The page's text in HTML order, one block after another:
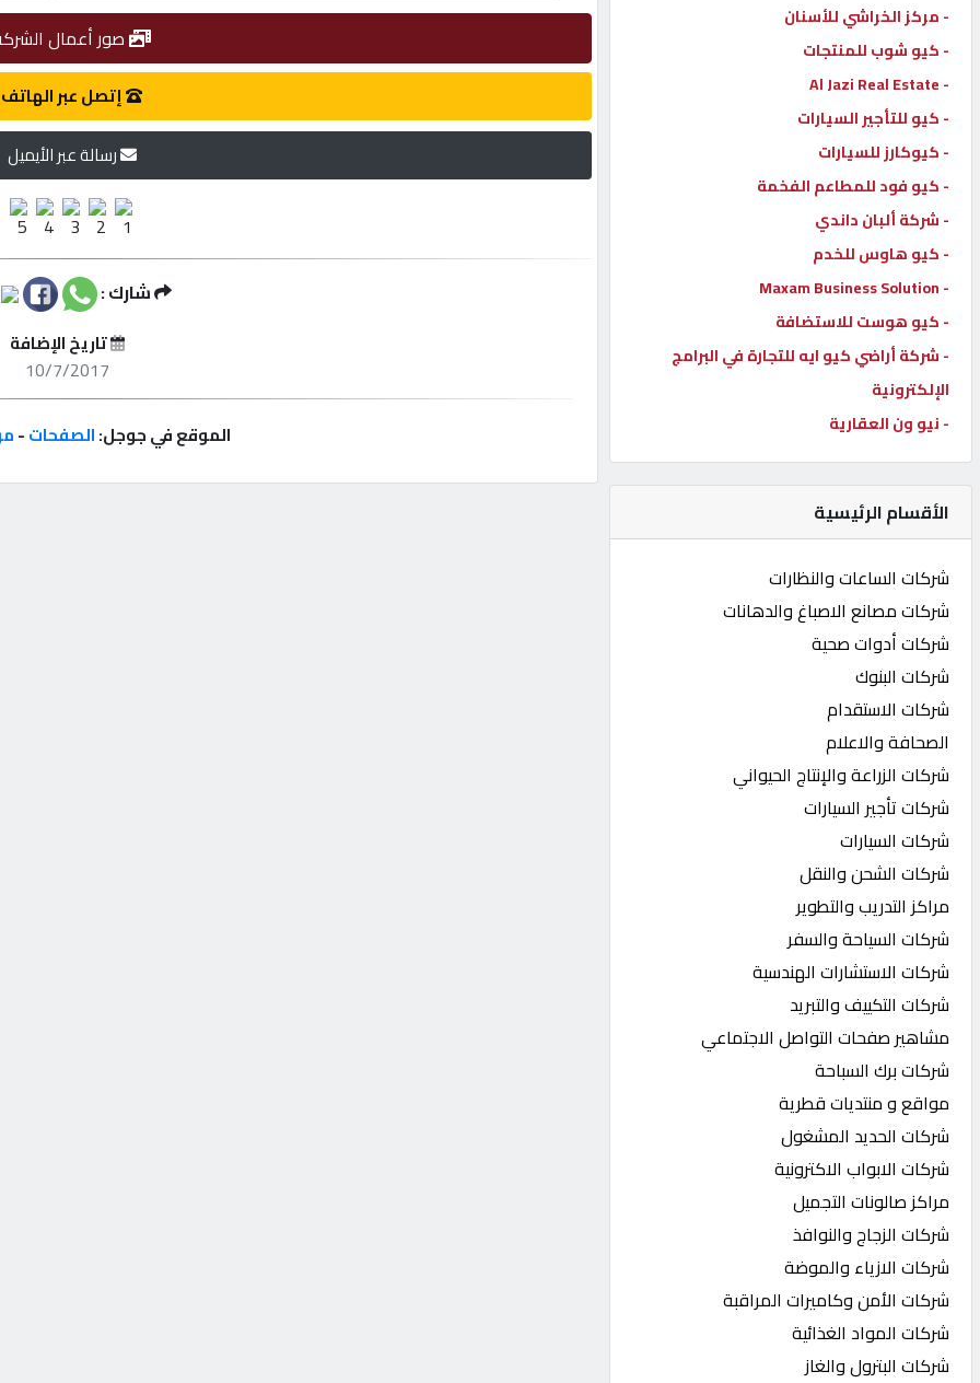
إعلانات
المنتدى
كيو
مزاد
كيو
نمبر
كيو
كارز
كيو
الدليل
القطري
POWERED
QHOST
- مركز الخراشي للأسنان
- كيو شوب للمنتجات
- Al Jazi Real Estate
- كيو للتأجير السيارات
- كيوكارز للسيارات
- كيو فود للمطاعم الفخمة
- شركة ألبان داندي
- كيو هاوس للخدم
- Maxam Business Solution
- كيو هوست للاستضافة
- شركة أراضي كيو ايه للتجارة في البرامج
الإلكترونية
- نيو ون العقارية
الأقسام الرئيسية
شركات الساعات والنظارات
شركات مصانع الاصباغ والدهانات
شركات أدوات صحية
شركات البنوك
شركات الاستقدام
الصحافة والاعلام
شركات الزراعة والإنتاج الحيواني
شركات تأجير السيارات
شركات السيارات
شركات الشحن والنقل
مراكز التدريب والتطوير
شركات السياحة والسفر
شركات الاستشارات الهندسية
شركات التكييف والتبريد
مشاهير صفحات التواصل الاجتماعي
شركات برك السباحة
مواقع و منتديات قطرية
شركات الحديد المشغول
شركات الابواب الاكترونية
مراكز صالونات التجميل
شركات الزجاج والنوافذ
شركات الازياء والموضة
شركات الأمن وكاميرات المراقبة
شركات المواد الغذائية
شركات البترول والغاز
صور أعمال
إتصل عبر الهاتف
رسالة عبر الأيميل
شارك :
تاريخ الإضافة
10/7/2017
الموقع في جوجل:الصفحات-